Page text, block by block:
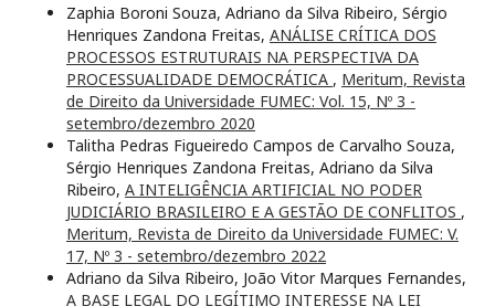
Zaphia Boroni Souza, Adriano da Silva Ribeiro, Sérgio
Henriques Zandona Freitas, ANÁLISE CRÍTICA DOS
PROCESSOS ESTRUTURAIS NA PERSPECTIVA DA
PROCESSUALIDADE DEMOCRÁTICA , Meritum, Revista
de Direito da Universidade FUMEC: Vol. 15, Nº 3 -
setembro/dezembro 2020
Talitha Pedras Figueiredo Campos de Carvalho Souza,
Sérgio Henriques Zandona Freitas, Adriano da Silva
Ribeiro, A INTELIGÊNCIA ARTIFICIAL NO PODER
JUDICIÁRIO BRASILEIRO E A GESTÃO DE CONFLITOS ,
Meritum, Revista de Direito da Universidade FUMEC: V.
17, Nº 3 - setembro/dezembro 2022
Adriano da Silva Ribeiro, João Vitor Marques Fernandes,
A BASE LEGAL DO LEGÍTIMO INTERESSE NA LEI